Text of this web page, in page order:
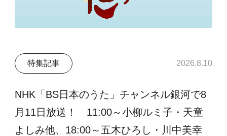
特集記事 2026.8.10
NHK「BS日本のうた」チャンネル銀河で8
月11日放送！ 11:00～小柳ルミ子・天童
よしみ他、18:00～五木ひろし・川中美幸